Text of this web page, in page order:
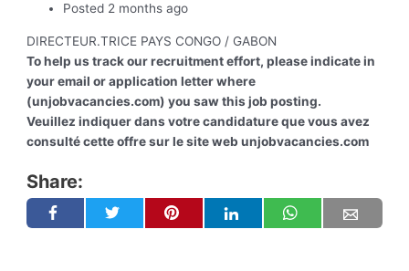
Posted 2 months ago
DIRECTEUR.TRICE PAYS CONGO / GABON
To help us track our recruitment effort, please indicate in
your email or application letter where
(unjobvacancies.com) you saw this job posting.
Veuillez indiquer dans votre candidature que vous avez
consulté cette offre sur le site web unjobvacancies.com
Share: